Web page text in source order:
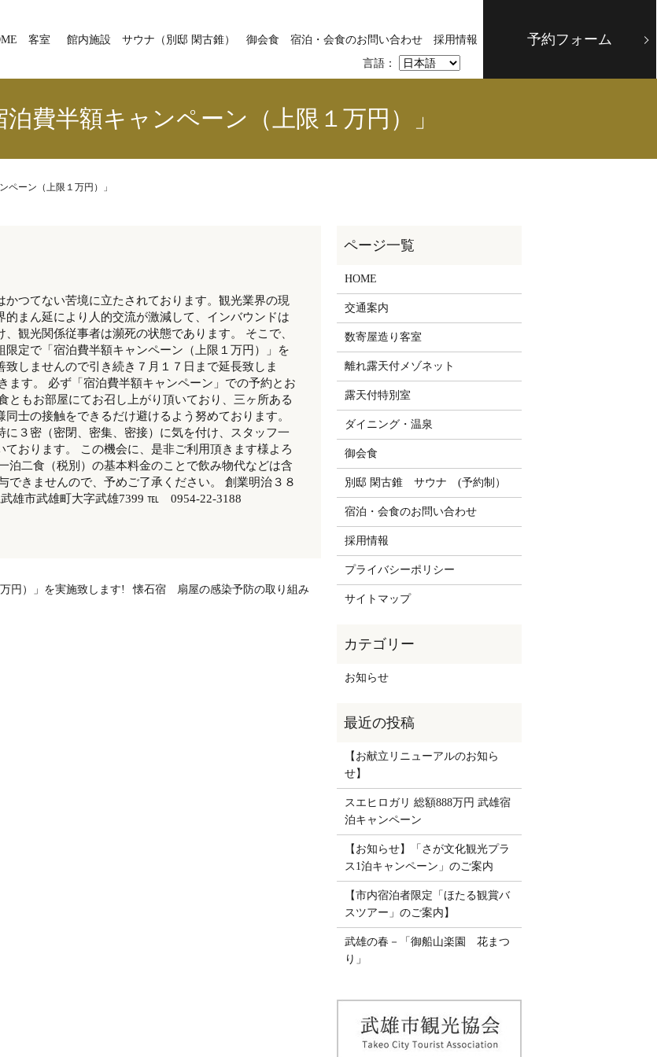
言語：
客室 館内施設 サウナ（別邸 閑古錐） 御会食 宿泊・会食のお問い合わせ 採用情報 予約フォーム
費半額キャンペーン（上限１万円）」
ペーン（上限１万円）」
つてない苦境に立たされております。観光業界の現
まん延により人的交流が激減して、インバウンドは
観光関係従事者は瀕死の状態であります。 そこで、
定で「宿泊費半額キャンペーン（上限１万円）」を
しませんので引き続き７月１７日まで延長致しま
ます。 必ず「宿泊費半額キャンペーン」での予約とお
ともお部屋にてお召し上がり頂いており、三ヶ所ある
士の接触をできるだけ避けるよう努めております。
３密（密閉、密集、密接）に気を付け、スタッフ一
おります。 この機会に、是非ご利用頂きます様よろ
二食（税別）の基本料金のことで飲み物代などは含
きませんので、予めご了承ください。 創業明治３８
雄市武雄町大字武雄7399 ℡ 0954-22-3188
円）」を実施致します! 懐石宿 扇屋の感染予防の取り組み
HOME
交通案内
数寄屋造り客室
離れ露天付メゾネット
露天付特別室
ダイニング・温泉
御会食
別邸 閑古錐 サウナ (予約制）
宿泊・会食のお問い合わせ
採用情報
プライバシーポリシー
サイトマップ
お知らせ
【お献立リニューアルのお知ら
せ】
スエヒロガリ 総額888万円 武雄宿
泊キャンペーン
【お知らせ】「さが文化観光プラ
ス1泊キャンペーン」のご案内
【市内宿泊者限定「ほたる観賞バ
スツアー」のご案内】
武雄の春－「御船山楽園 花まつ
り」